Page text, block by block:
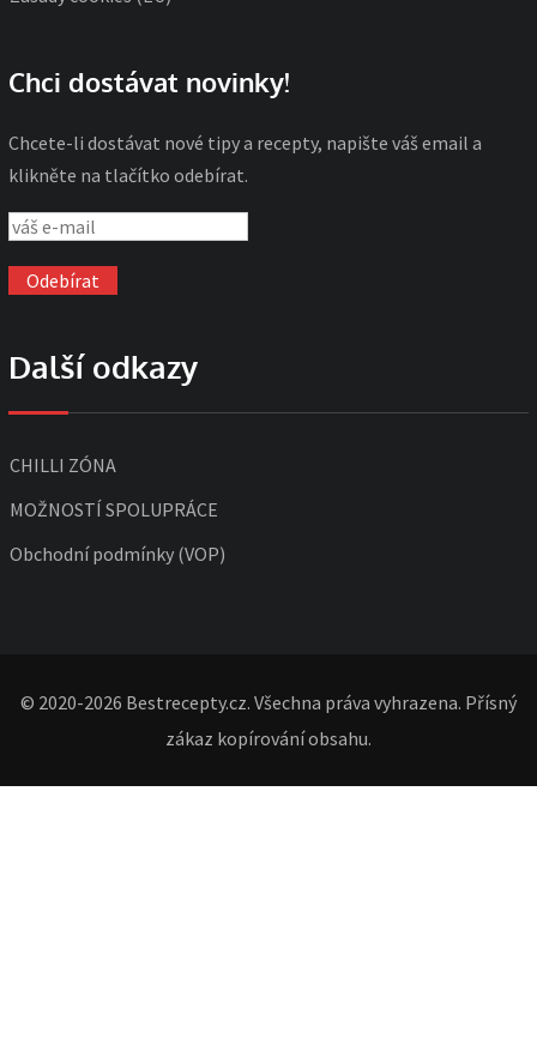
Chci dostávat novinky!
Chcete-li dostávat nové tipy a recepty, napište váš email a
klikněte na tlačítko odebírat.
Další odkazy
CHILLI ZÓNA
MOŽNOSTÍ SPOLUPRÁCE
Obchodní podmínky (VOP)
© 2020-2026 Bestrecepty.cz. Všechna práva vyhrazena. Přísný
zákaz kopírování obsahu.